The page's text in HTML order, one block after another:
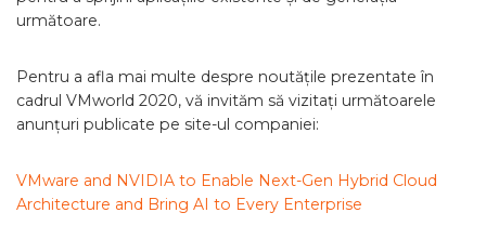
următoare.
Pentru a afla mai multe despre noutățile prezentate în
cadrul VMworld 2020, vă invităm să vizitați următoarele
anunțuri publicate pe site-ul companiei:
VMware and NVIDIA to Enable Next-Gen Hybrid Cloud
Architecture and Bring AI to Every Enterprise